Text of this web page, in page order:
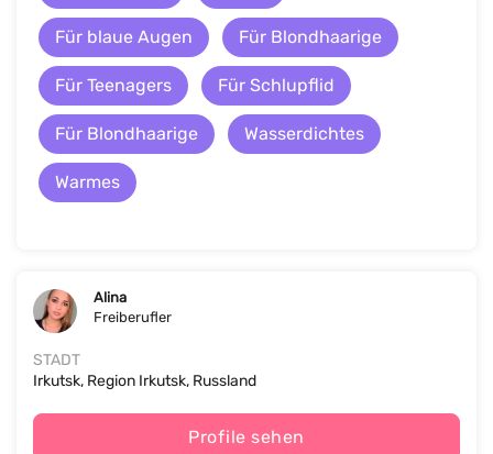
Für blaue Augen Für Blondhaarige
Für Teenagers Für Schlupflid
Für Blondhaarige Wasserdichtes
Warmes
Alina
Freiberufler
STADT
Irkutsk, Region Irkutsk, Russland
Profile sehen